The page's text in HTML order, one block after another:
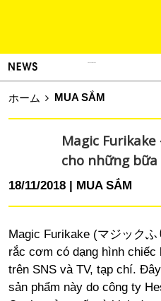
ホーム MUA SẮM
Magic
cho những
18/11/2018 MUA SẮM
Magic Furikake (マジック
rắc cơm có dạng hình chiếc
trên SNS và TV, tạp chí.
sản phẩm này do công ty